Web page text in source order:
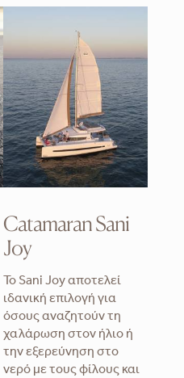
Catamaran Sani
Joy
Το Sani Joy αποτελεί
ιδανική επιλογή για
όσους αναζητούν τη
χαλάρωση στον ήλιο ή
την εξερεύνηση στο
νερό με τους φίλους και